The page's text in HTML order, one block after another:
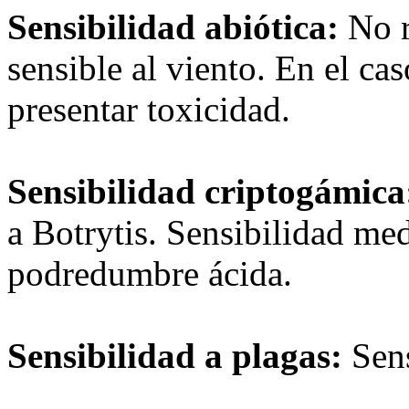
Sensibilidad abiótica: No
sensible al viento. En el
presentar toxicidad.
Sensibilidad
a Botrytis. Sensibilidad
podredumbre ácida.
Sensibilidad a plagas: